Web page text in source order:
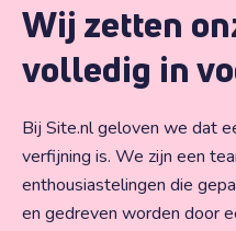
Wij zetten
volledig in
Bij Site.nl geloven we dat
verfijning is. We zijn een
enthousiastelingen die
en gedreven worden door